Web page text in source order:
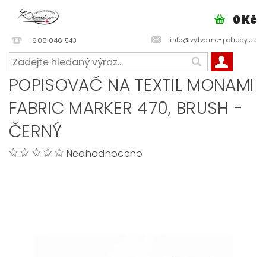
608 046 543 info@vytvarne-potreby.eu
0 Kč
POPISOVAČ NA TEXTIL MONAMI
FABRIC MARKER 470, BRUSH -
ČERNÝ
Neohodnoceno